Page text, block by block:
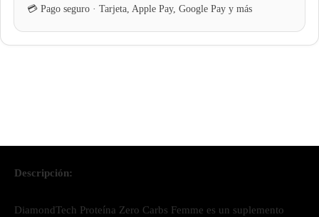
Descripción:
DiamondTech Proteína Zero Carbs Femme es un suplemento